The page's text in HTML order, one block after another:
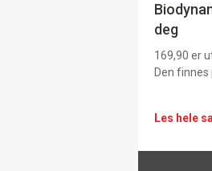
deg
169,90 er
Den finnes
Les hele